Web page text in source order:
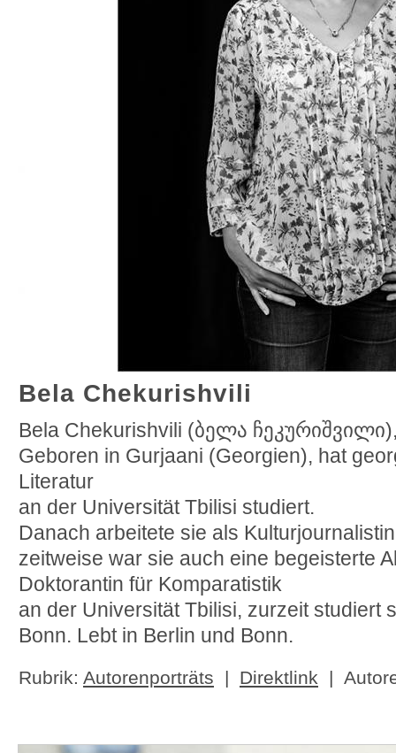
Bela Chekurishvili
Bela Chekurishvili (ბელა
Geboren in Gurjaani (Georgien), hat
Literatur
an der Universität Tbilisi studiert.
Danach arbeitete sie als
zeitweise war sie auch eine begeisterte
Doktorantin für Komparatistik
an der Universität Tbilisi, zurzeit studiert
Bonn. Lebt in Berlin und Bonn.
Rubrik: Autorenporträts | Direktlink |